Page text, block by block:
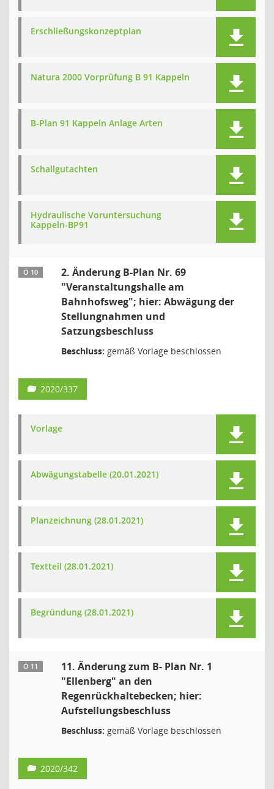
Erschließungskonzeptplan
Natura 2000 Vorprüfung B 91 Kappeln
B-Plan 91 Kappeln Anlage Arten
Schallgutachten
Hydraulische Voruntersuchung
Kappeln-BP91
Ö 10
2. Änderung B-Plan Nr. 69
"Veranstaltungshalle am
Bahnhofsweg"; hier: Abwägung der
Stellungnahmen und
Satzungsbeschluss
Beschluss: gemäß Vorlage beschlossen
2020/337
Vorlage
Abwägungstabelle (20.01.2021)
Planzeichnung (28.01.2021)
Textteil (28.01.2021)
Begründung (28.01.2021)
Ö 11
11. Änderung zum B- Plan Nr. 1
"Ellenberg" an den
Regenrückhaltebecken; hier:
Aufstellungsbeschluss
Beschluss: gemäß Vorlage beschlossen
2020/342